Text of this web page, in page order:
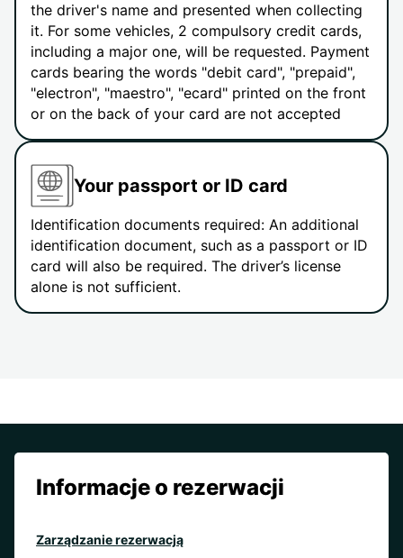
the driver's name and presented when collecting
it. For some vehicles, 2 compulsory credit cards,
including a major one, will be requested. Payment
cards bearing the words "debit card", "prepaid",
"electron", "maestro", "ecard" printed on the front
or on the back of your card are not accepted
Your passport or ID card
Identification documents required: An additional
identification document, such as a passport or ID
card will also be required. The driver’s license
alone is not sufficient.
Informacje o rezerwacji
Zarządzanie rezerwacją